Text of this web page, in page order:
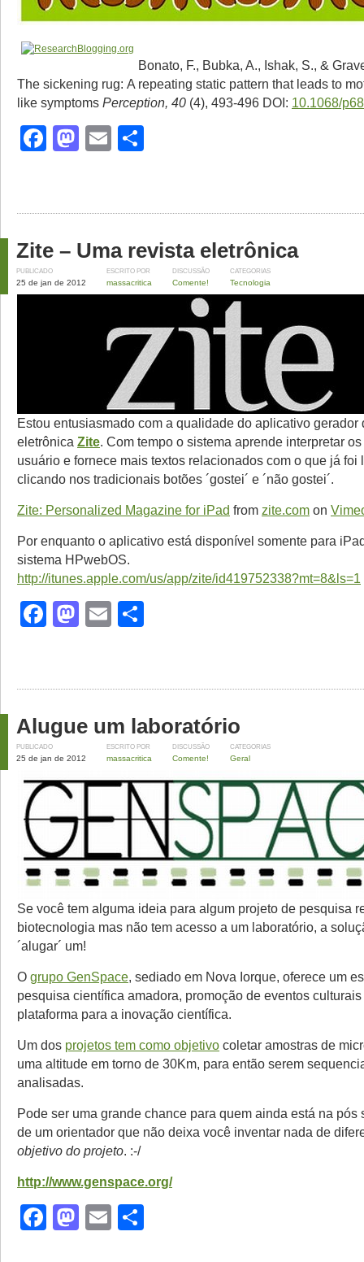
Bonato, F., Bubka, A., Ishak, S., &
The sickening rug: A repeating static pattern that leads to
like symptoms Perception, 40 (4), 493-496 DOI: 10.1068/
Facebook
Mastodon
Email
Zite – Uma revista eletrônica
PUBLICADO
25 de jan de 2012
ESCRITO POR
massacritica
DISCUSSÃO
Comente!
CATEGORIAS
Tecnologia
Estou entusiasmado com a qualidade do aplicativo gerador
eletrônica Zite. Com tempo o sistema aprende interpretar
usuário e fornece mais textos relacionados com o que já foi
clicando nos tradicionais botões ´gostei´ e ´não gostei´.
Zite: Personalized Magazine for iPad from zite.com on
Por enquanto o aplicativo está disponível somente para
sistema HPwebOS.
http://itunes.apple.com/us/app/zite/id419752338?mt=8&ls=1
Facebook
Mastodon
Email
Alugue um laboratório
PUBLICADO
25 de jan de 2012
ESCRITO POR
massacritica
DISCUSSÃO
Comente!
CATEGORIAS
Geral
Se você tem alguma ideia para algum projeto de pesquisa
biotecnologia mas não tem acesso a um laboratório, a
´alugar´ um!
O grupo GenSpace, sediado em Nova Iorque, oferece um
pesquisa científica amadora, promoção de eventos
plataforma para a inovação científica.
Um dos projetos tem como objetivo coletar amostras de
uma altitude em torno de 30Km, para então serem
analisadas.
Pode ser uma grande chance para quem ainda está na pós
de um orientador que não deixa você inventar nada de
objetivo do projeto. :-/
http://www.genspace.org/
Facebook
Mastodon
Email